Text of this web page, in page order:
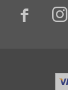
 